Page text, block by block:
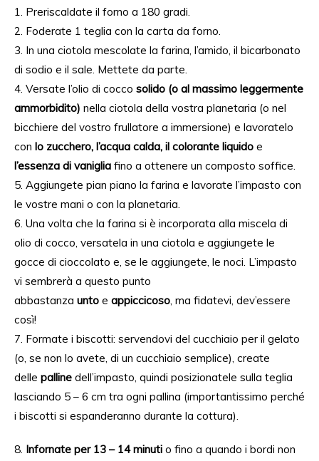
1. Preriscaldate il forno a 180 gradi.
2. Foderate 1 teglia con la carta da forno.
3. In una ciotola mescolate la farina, l’amido, il bicarbonato
di sodio e il sale. Mettete da parte.
4. Versate l’olio di cocco solido (o al massimo leggermente
ammorbidito) nella ciotola della vostra planetaria (o nel
bicchiere del vostro frullatore a immersione) e lavoratelo
con lo zucchero, l’acqua calda, il colorante liquido e
l’essenza di vaniglia fino a ottenere un composto soffice.
5. Aggiungete pian piano la farina e lavorate l’impasto con
le vostre mani o con la planetaria.
6. Una volta che la farina si è incorporata alla miscela di
olio di cocco, versatela in una ciotola e aggiungete le
gocce di cioccolato e, se le aggiungete, le noci. L’impasto
vi sembrerà a questo punto
abbastanza unto e appiccicoso, ma fidatevi, dev’essere
così!
7. Formate i biscotti: servendovi del cucchiaio per il gelato
(o, se non lo avete, di un cucchiaio semplice), create
delle palline dell’impasto, quindi posizionatele sulla teglia
lasciando 5 – 6 cm tra ogni pallina (importantissimo perché
i biscotti si espanderanno durante la cottura).
8. Infornate per 13 – 14 minuti o fino a quando i bordi non